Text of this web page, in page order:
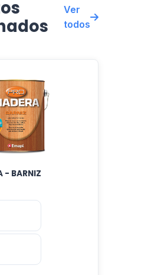
algas, hongos e
en destacar
Ver
todos
- BARNIZ